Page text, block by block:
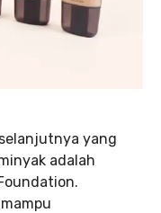
selanjutnya yang
adalah